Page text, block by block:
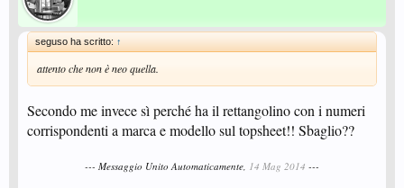
seguso ha scritto: ↑
attento che non è neo quella.
Secondo me invece sì perché ha il rettangolino con i numeri
corrispondenti a marca e modello sul topsheet!! Sbaglio??
--- Messaggio Unito Automaticamente, 14 Mag 2014 ---